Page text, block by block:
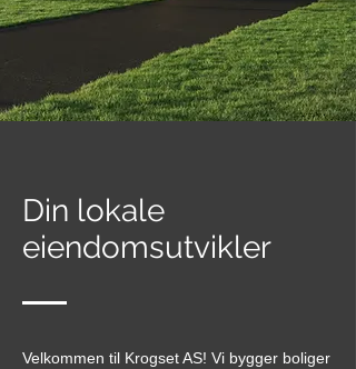
Din lokale
eiendomsutvikler
Velkommen til Krogset AS! Vi bygger boliger